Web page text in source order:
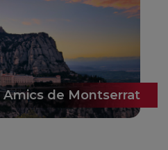
Amics de Montserrat